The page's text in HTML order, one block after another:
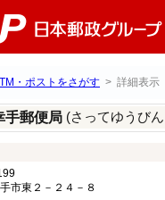
・ポストをさがす > 詳細表示
手郵便局 (さってゆうび
市東２－２４－８